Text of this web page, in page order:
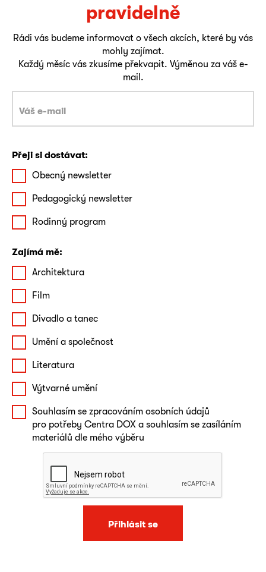
pravidelně
Rádi vás budeme informovat o všech akcích, které by vás
mohly zajímat.
Každý měsíc vás zkusíme překvapit. Výměnou za váš e-
mail.
Přeji si dostávat:
Obecný newsletter
Pedagogický newsletter
Rodinný program
Zajímá mě:
Architektura
Film
Divadlo a tanec
Umění a společnost
Literatura
Výtvarné umění
Souhlasím se zpracováním osobních údajů
pro potřeby Centra DOX a souhlasím se zasíláním
materiálů dle mého výběru
Přihlásit se